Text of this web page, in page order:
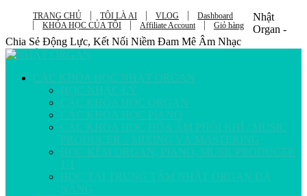
TRANG CHỦ TÔI LÀ AI VLOG
Dashboard
KHÓA HỌC CỦA TÔI
Affiliate Account Giỏ hàng
Nhật
Organ -
Chia Sẻ Động Lực, Kết Nối Niềm Đam Mê Âm Nhạc
CÁC KHÓA HỌC NHẬT ORGAN
HỌC NHẠC LÝ
CÁC KHÓA HỌC ORGAN
CÁC KHÓA HỌC PIANO
CÁC KHÓA HỌC HÒA ÂM PHỐI KHÍ / MUSIC
PRODUCER – MIXING VÀ MASTERING
HỌC KÈM ORGAN, PIANO, MUSICPRODUCER
1-1
HỌC TẠI TRUNG TÂM NHẬT ORGAN ĐÀ
NẴNG